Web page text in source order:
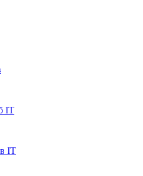
IT
IT